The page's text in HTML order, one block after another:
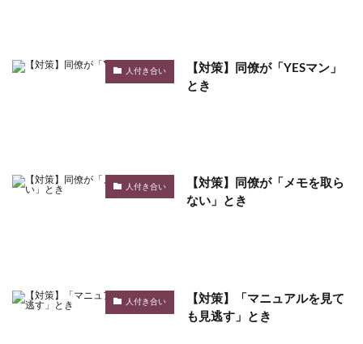
人付き合い
【対策】同僚が「YESマン」
とき
人付き合い
【対策】同僚が「メモを取ら
ない」とき
人付き合い
【対策】「マニュアルを見て
も見逃す」とき